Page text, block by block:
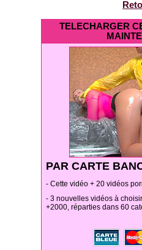
TELECHARGER
PAR CARTE
- Cette vidéo + 20 vidéos
- 3 nouvelles vidéos à
+2000, réparties dans 60